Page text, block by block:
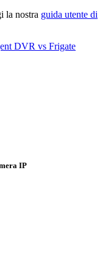
la nostra guida utente di
DVR vs Frigate
IP